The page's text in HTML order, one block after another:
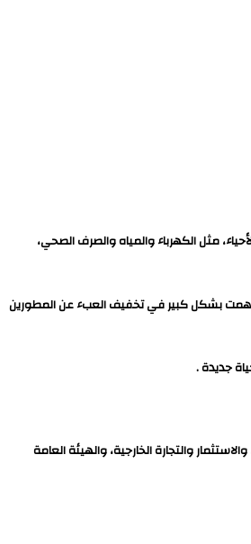
مثل الكهرباء والمياه والصرف الصحي،
ساهمت بشكل كبير في تخفيف العبء عن المطورين
جديدة .
والتجارة الخارجية، والهيئة العامة